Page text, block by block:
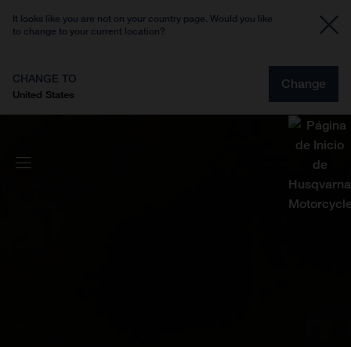
It looks like you are not on your country page. Would you like
to change to your current location?
CHANGE TO
United States
Change